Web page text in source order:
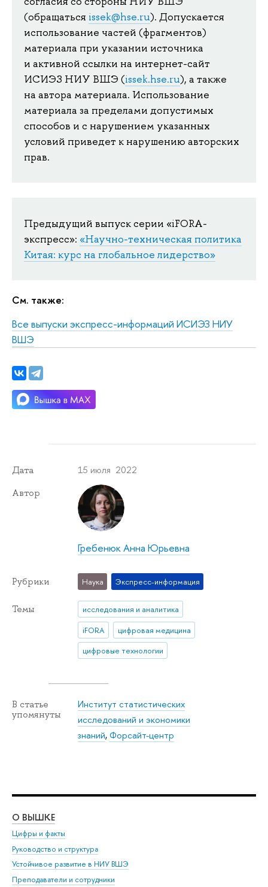
(обращаться issek@hse.ru). Допускается
использование частей (фрагментов)
материала при указании источника
и активной ссылки на интернет-сайт
ИСИЭЗ НИУ ВШЭ (issek.hse.ru), а также
на автора материала. Использование
материала за пределами допустимых
способов и с нарушением указанных
условий приведет к нарушению авторских
прав.
Предыдущий выпуск серии «iFORA-
экспресс»: «Научно-техническая политика
Китая: курс на глобальное лидерство»
См. также:
Все выпуски экспресс-информаций ИСИЭЗ НИУ
ВШЭ
Дата 15 июля 2022
Автор
Гребенюк Анна Юрьевна
Рубрики Наука Экспресс-информация
Темы
исследования и аналитика
iFORA
цифровая медицина
цифровые технологии
В статье
упомянуты
Институт статистических
исследований и экономики
знаний,Форсайт-центр
О ВЫШКЕ
Цифры и факты
Руководство и структура
Устойчивое развитие в НИУ ВШЭ
Преподаватели и сотрудники